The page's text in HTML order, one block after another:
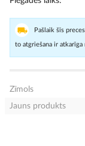
Pašlaik šīs
to atgriešana ir
Zīmols
Jauns produkts